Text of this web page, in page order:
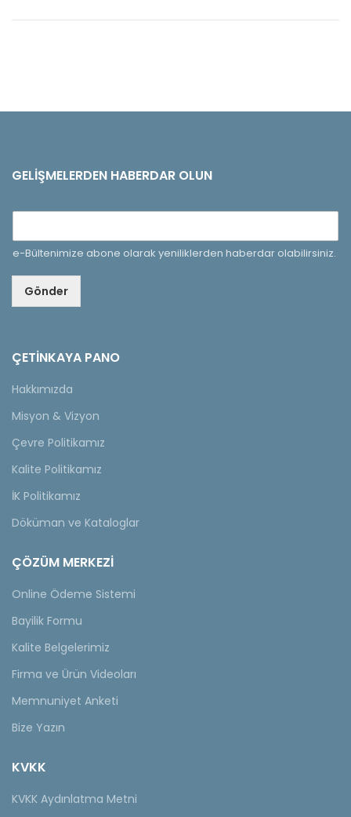
GELIŞMELERDEN HABERDAR OLUN
e-Bültenimize abone olarak yeniliklerden haberdar olabilirsiniz.
Gönder
ÇETINKAYA PANO
Hakkımızda
Misyon & Vizyon
Çevre Politikamız
Kalite Politikamız
İK Politikamız
Döküman ve Kataloglar
ÇÖZÜM MERKEZİ
Online Ödeme Sistemi
Bayilik Formu
Kalite Belgelerimiz
Firma ve Ürün Videoları
Memnuniyet Anketi
Bize Yazın
KVKK
KVKK Aydınlatma Metni